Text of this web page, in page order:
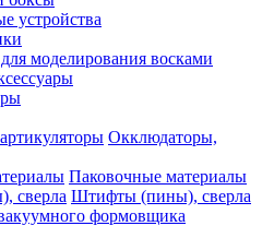
устройства
моделирования восками
Окклюдаторы,
Паковочные материалы
Штифты (пины), сверла